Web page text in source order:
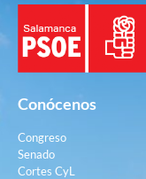
Conócenos
Congreso
Senado
Cortes CyL